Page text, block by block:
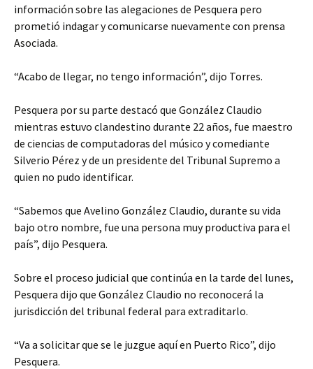
información sobre las alegaciones de Pesquera pero
prometió indagar y comunicarse nuevamente con prensa
Asociada.
“Acabo de llegar, no tengo información”, dijo Torres.
Pesquera por su parte destacó que González Claudio
mientras estuvo clandestino durante 22 años, fue maestro
de ciencias de computadoras del músico y comediante
Silverio Pérez y de un presidente del Tribunal Supremo a
quien no pudo identificar.
“Sabemos que Avelino González Claudio, durante su vida
bajo otro nombre, fue una persona muy productiva para el
país”, dijo Pesquera.
Sobre el proceso judicial que continúa en la tarde del lunes,
Pesquera dijo que González Claudio no reconocerá la
jurisdicción del tribunal federal para extraditarlo.
“Va a solicitar que se le juzgue aquí en Puerto Rico”, dijo
Pesquera.